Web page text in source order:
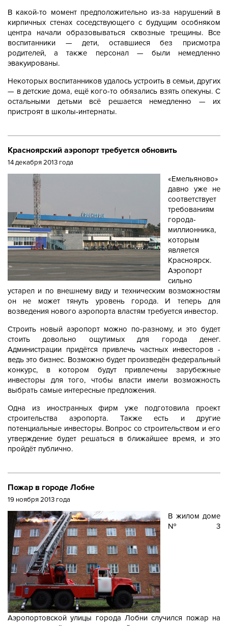
В какой-то момент предположительно из-за нарушений в
кирпичных стенах соседствующего с будущим особняком
центра начали образовываться сквозные трещины. Все
воспитанники — дети, оставшиеся без присмотра
родителей, а также персонал — были немедленно
эвакуированы.
Некоторых воспитанников удалось устроить в семьи, других
— в детские дома, ещё кого-то обязались взять опекуны. С
остальными детьми всё решается немедленно — их
пристроят в школы-интернаты.
Красноярский аэропорт требуется обновить
14 декабря 2013 года
«Емельяново»
давно уже не
соответствует
требованиям
города-
миллионника,
которым
является
Красноярск.
Аэропорт
сильно
устарел и по внешнему виду и техническим возможностям
он не может тянуть уровень города. И теперь для
возведения нового аэропорта властям требуется инвестор.
Строить новый аэропорт можно по-разному, и это будет
стоить довольно ощутимых для города денег.
Администрации придётся привлечь частных инвесторов -
ведь это бизнес. Возможно будет произведён федеральный
конкурс, в котором будут привлечены зарубежные
инвесторы для того, чтобы власти имели возможность
выбрать самые интересные предложения.
Одна из иностранных фирм уже подготовила проект
строительства аэропорта. Также есть и другие
потенциальные инвесторы. Вопрос со строительством и его
утверждение будет решаться в ближайшее время, и это
пройдёт публично.
Пожар в городе Лобне
19 ноября 2013 года
В жилом доме
№3
Аэропортовской улицы города Лобни случился пожар на